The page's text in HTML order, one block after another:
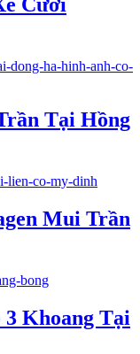
Tại Hồng
Mui Trần
3 Khoang Tại